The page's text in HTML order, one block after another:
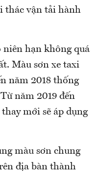
thác vận tải hành
niên hạn không quá
Màu sơn xe taxi
năm 2018 thống
năm 2019 đến
mới sẽ áp dụng
màu sơn chung
địa bàn thành